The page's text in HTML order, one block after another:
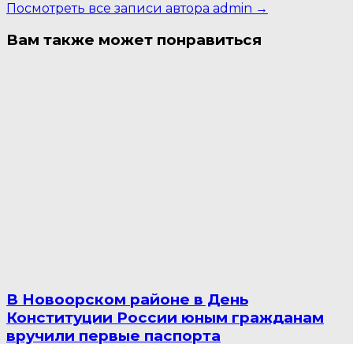
Посмотреть все записи автора admin →
Вам также может понравиться
В Новоорском районе в День
Конституции России юным гражданам
вручили первые паспорта